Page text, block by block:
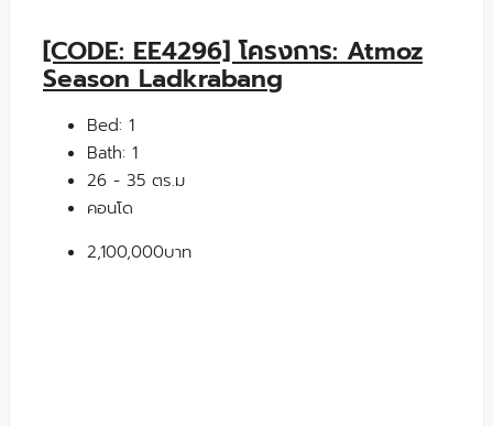
[CODE: EE4296] โครงการ: Atmoz
Season Ladkrabang
Bed: 1
Bath: 1
26 - 35 ตร.ม
คอนโด
2,100,000บาท